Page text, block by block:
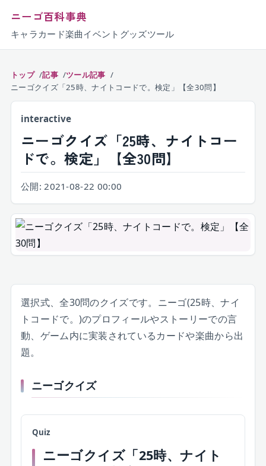
ニーゴ百科事典
キャラ カード楽曲イベント グッズツール
トップ 記事
ツール記事
ニーゴクイズ「25時、ナイトコードで。検定」【全30問】
interactive
ニーゴクイズ「25時、ナイトコー
ドで。検定」【全30問】
公開:2021-08-22 00:00
選択式、全30問のクイズです。ニーゴ(25時、ナイ
トコードで。)のプロフィールやストーリーでの言
動、ゲーム内に実装されているカードや楽曲から出
題。
ニーゴクイズ
Quiz
ニーゴクイズ「25時、ナイト